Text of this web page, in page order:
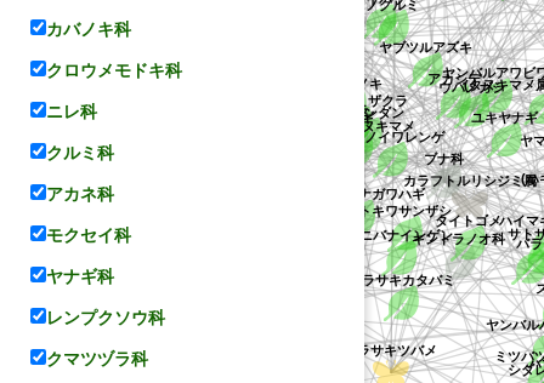
ブナ科
ヤンバルアワビワ
セイヨウミザクラ
モモ
サ
トキワサンザシ
ウバメガシ
バ
ノイバラ
キントラノオ科
カラフトルリシジミ属
イ
ムラサキツバメ
ムラサキシジミ
クチナシ
イボタノキ
ユキ
(タ
(ハギ属の不
ミヤギノハギ
アカシデ
チョウジザクラ
ザクラ
チシマザ
シロバナシナガワハギ
ハイマキエハ
ハマエンジュ
(シュクシャ属の不特定種)
アフリカタヌキマメ アメ
ベニバナインゲン
イワオオギ
ケヤブハギ
セイロンベンケイ
カバノキ科
クロウメモドキ科
ニレ科
クルミ科
アカネ科
モクセイ科
ヤナギ科
レンプクソウ科
クマツヅラ科